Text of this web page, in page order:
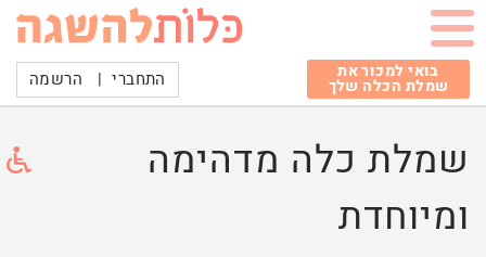
בואי למכור את
שמלת הכלה שלך התחברי | הרשמה
שמלת כלה מדהימה
ומיוחדת